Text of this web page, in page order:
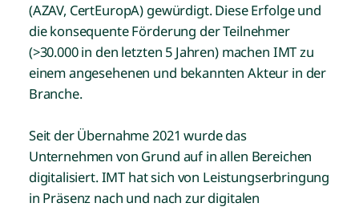
(AZAV, CertEuropA) gewürdigt. Diese Erfolge und
die konsequente Förderung der Teilnehmer
(>30.000 in den letzten 5 Jahren) machen IMT zu
einem angesehenen und bekannten Akteur in der
Branche.
Seit der Übernahme 2021 wurde das
Unternehmen von Grund auf in allen Bereichen
digitalisiert. IMT hat sich von Leistungserbringung
in Präsenz nach und nach zur digitalen